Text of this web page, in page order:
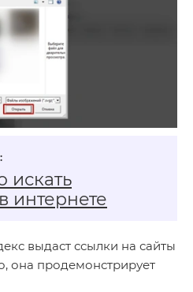
искать
интернете
выдаст ссылки на сайты
она продемонстрирует